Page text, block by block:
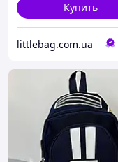
Купить
littlebag.com.ua